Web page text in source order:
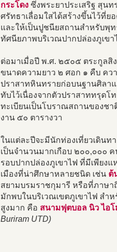
กระโดง ซึ่งพระยาประเสริฐ สุน
ศรัทธาเลื่อมใสได้สร้างขึ้นไว้ที่ย
และให้เป็นปูชนียสถานสำหรับพุ
ทัศนียภาพบริเวณปากปล่องภูเขา
ต่อมาเมื่อปี พ.ศ. ๒๕๐๕ ตระกูลสิ
ขนาดความยาว ๒ ศอก ๑ คืบ คว
ปราสาทหินทรายก่อบนฐานศิลา
ทับไว้เนื่องจากตัวปราสาททรุด
ทะเบียนเป็นโบราณสถานของช
งาน ๕๐ ตารางวา
ในแต่ละปีจะมีนักท่องเที่ยวเดิน
เป็นจำนวนมากเกือบ ๒๐๐,๐๐๐
รอบปากปล่องภูเขาไฟ ที่มีเพียง
เมืองที่น่าศึกษาหลายชนิด เช่น ต้
สยามบรมราชกุมารี หรือที่ภาษา
มักพบในบริเวณเขตภูเขาไฟ สำ
สูงมาก คือ สนามฟุตบอล นิว ไอโ
Buriram UTD)